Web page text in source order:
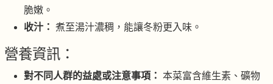
脆嫩。
收汁： 煮至湯汁濃稠，能讓冬粉更入味。
營養資訊：
對不同人群的益處或注意事項： 本菜富含維生素、礦物